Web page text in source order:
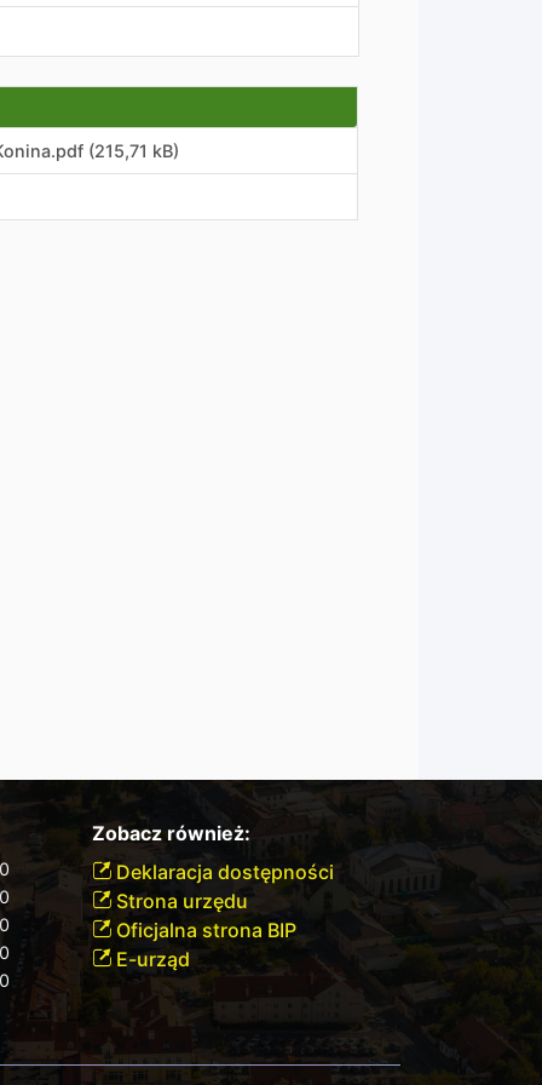
(215,71 kB)
Zobacz również:
Deklaracja dostępności
Strona urzędu
Oficjalna strona BIP
E-urząd